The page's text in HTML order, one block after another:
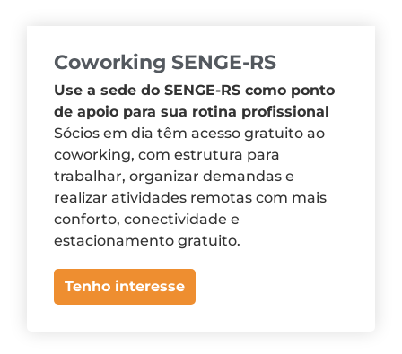
Coworking SENGE-RS
Use a sede do SENGE-RS como ponto
de apoio para sua rotina profissional
Sócios em dia têm acesso gratuito ao
coworking, com estrutura para
trabalhar, organizar demandas e
realizar atividades remotas com mais
conforto, conectividade e
estacionamento gratuito.
Tenho interesse